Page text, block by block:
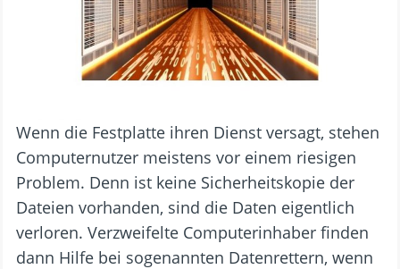
Wenn die Festplatte ihren Dienst versagt, stehen
Computernutzer meistens vor einem riesigen
Problem. Denn ist keine Sicherheitskopie der
Dateien vorhanden, sind die Daten eigentlich
verloren. Verzweifelte Computerinhaber finden
dann Hilfe bei sogenannten Datenrettern, wenn